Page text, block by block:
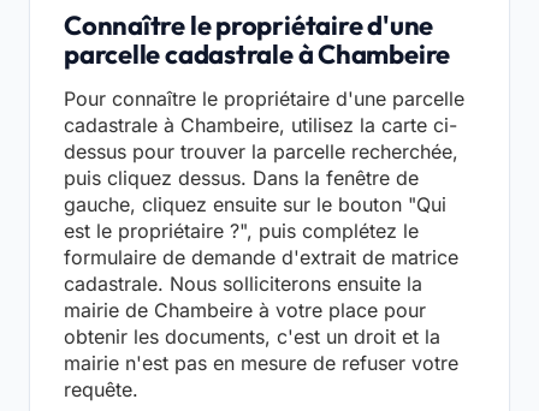
Connaître le propriétaire d'une
parcelle cadastrale à Chambeire
Pour connaître le propriétaire d'une parcelle
cadastrale à Chambeire, utilisez la carte ci-
dessus pour trouver la parcelle recherchée,
puis cliquez dessus. Dans la fenêtre de
gauche, cliquez ensuite sur le bouton "Qui
est le propriétaire ?", puis complétez le
formulaire de demande d'extrait de matrice
cadastrale. Nous solliciterons ensuite la
mairie de Chambeire à votre place pour
obtenir les documents, c'est un droit et la
mairie n'est pas en mesure de refuser votre
requête.